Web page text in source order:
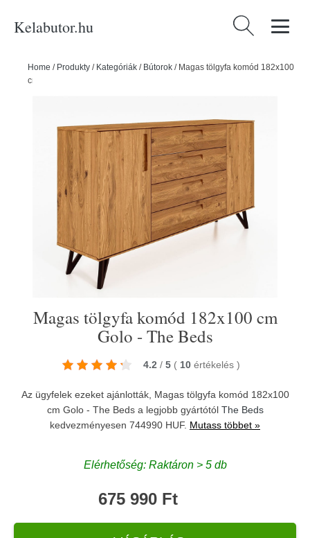
Kelabutor.hu Keresés:
Home / Produkty / Kategóriák / Bútorok / Magas tölgyfa komód 182x100
cm Golo - The Beds
Magas tölgyfa komód 182x100 cm
Golo - The Beds
4.2 / 5 ( 10 értékelés )
Az ügyfelek ezeket ajánlották, Magas tölgyfa komód 182x100
cm Golo - The Beds a legjobb gyártótól The Beds
kedvezményesen 744990 HUF. Mutass többet »
Elérhetőség: Raktáron > 5 db
675 990 Ft